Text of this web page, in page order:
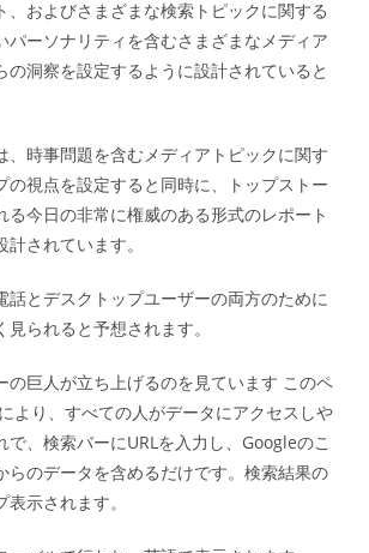
、およびさまざまな検索トピックに関する
パーソナリティを含むさまざまなメディア
の洞察を設定するように設計されていると
、時事問題を含むメディアトピックに関す
の視点を設定すると同時に、トップストー
る今日の非常に権威のある形式のレポート
されています。
話とデスクトップユーザーの両方のために
られると予想されます。
の巨人が立ち上げるのを見ています このペ
より、すべての人がデータにアクセスしや
で、検索バーにURLを入力し、Googleのこ
らのデータを含めるだけです。検索結果の
示されます。